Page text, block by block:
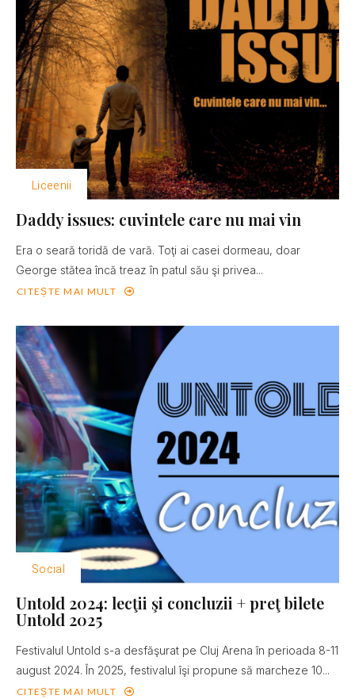
Liceenii
Daddy issues: cuvintele care nu mai vin
Era o seară toridă de vară. Toţi ai casei dormeau, doar
George stătea încă treaz în patul său şi privea...
CITEȘTE MAI MULT
Social
Untold 2024: lecţii şi concluzii + preţ bilete
Untold 2025
Festivalul Untold s-a desfăşurat pe Cluj Arena în perioada 8-11
august 2024. În 2025, festivalul îşi propune să marcheze 10...
CITEȘTE MAI MULT